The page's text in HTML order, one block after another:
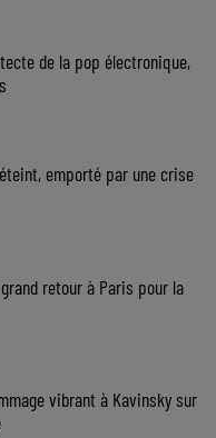
de la pop électronique,
emporté par une crise
retour à Paris pour la
vibrant à Kavinsky sur